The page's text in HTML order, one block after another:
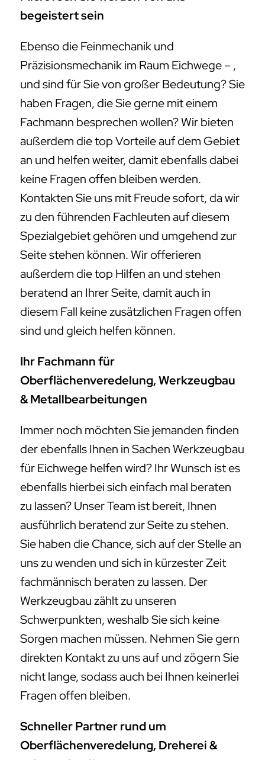
begeistert sein
Ebenso die Feinmechanik und
Präzisionsmechanik im Raum Eichwege – ,
und sind für Sie von großer Bedeutung? Sie
haben Fragen, die Sie gerne mit einem
Fachmann besprechen wollen? Wir bieten
außerdem die top Vorteile auf dem Gebiet
an und helfen weiter, damit ebenfalls dabei
keine Fragen offen bleiben werden.
Kontakten Sie uns mit Freude sofort, da wir
zu den führenden Fachleuten auf diesem
Spezialgebiet gehören und umgehend zur
Seite stehen können. Wir offerieren
außerdem die top Hilfen an und stehen
beratend an Ihrer Seite, damit auch in
diesem Fall keine zusätzlichen Fragen offen
sind und gleich helfen können.
Ihr Fachmann für
Oberflächenveredelung, Werkzeugbau
& Metallbearbeitungen
Immer noch möchten Sie jemanden finden
der ebenfalls Ihnen in Sachen Werkzeugbau
für Eichwege helfen wird? Ihr Wunsch ist es
ebenfalls hierbei sich einfach mal beraten
zu lassen? Unser Team ist bereit, Ihnen
ausführlich beratend zur Seite zu stehen.
Sie haben die Chance, sich auf der Stelle an
uns zu wenden und sich in kürzester Zeit
fachmännisch beraten zu lassen. Der
Werkzeugbau zählt zu unseren
Schwerpunkten, weshalb Sie sich keine
Sorgen machen müssen. Nehmen Sie gern
direkten Kontakt zu uns auf und zögern Sie
nicht lange, sodass auch bei Ihnen keinerlei
Fragen offen bleiben.
Schneller Partner rund um
Oberflächenveredelung, Dreherei &